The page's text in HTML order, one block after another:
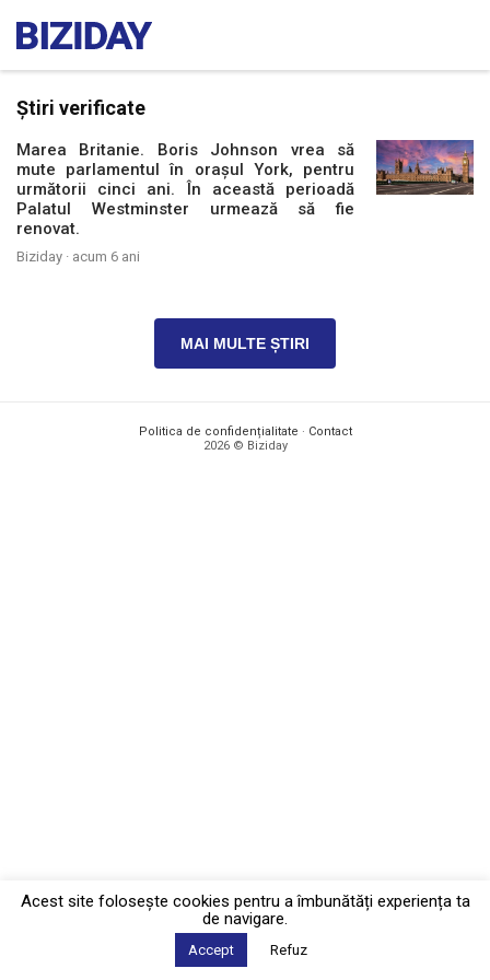
Știri verificate
Marea Britanie. Boris Johnson vrea să
mute parlamentul în orașul York, pentru
următorii cinci ani. În această perioadă
Palatul Westminster urmează să fie
renovat.
Biziday · acum 6 ani
MAI MULTE ȘTIRI
Politica de confidențialitate · Contact
2026 © Biziday
Acest site foloseşte cookies pentru a îmbunătăți experiența ta
de navigare.
Accept Refuz